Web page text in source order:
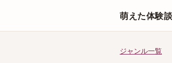
萌えた体験
ジャンル一覧